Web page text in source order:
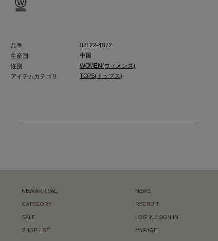
品番
88122-4072
生産国
中国
性別
WOMEN(ウィメンズ)
アイテムカテゴリ
TOPS(トップス)
NEW ARRIVAL
CATEGORY
SALE
SHOP LIST
NEWS
RECRUIT
LOG IN / SIGN IN
MYPAGE